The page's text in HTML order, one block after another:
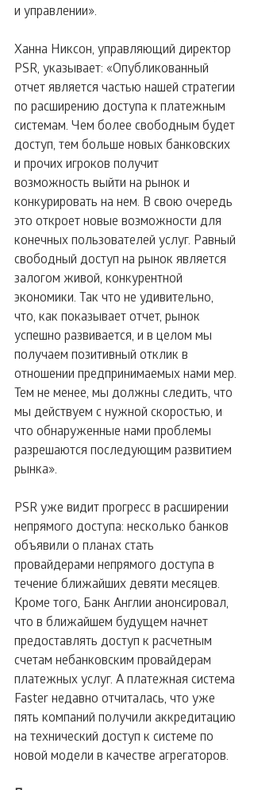
и управлении».
Ханна Никсон, управляющий директор
PSR, указывает: «Опубликованный
отчет является частью нашей стратегии
по расширению доступа к платежным
системам. Чем более свободным будет
доступ, тем больше новых банковских
и прочих игроков получит
возможность выйти на рынок и
конкурировать на нем. В свою очередь
это откроет новые возможности для
конечных пользователей услуг. Равный
свободный доступ на рынок является
залогом живой, конкурентной
экономики. Так что не удивительно,
что, как показывает отчет, рынок
успешно развивается, и в целом мы
получаем позитивный отклик в
отношении предпринимаемых нами мер.
Тем не менее, мы должны следить, что
мы действуем с нужной скоростью, и
что обнаруженные нами проблемы
разрешаются последующим развитием
рынка».
PSR уже видит прогресс в расширении
непрямого доступа: несколько банков
объявили о планах стать
провайдерами непрямого доступа в
течение ближайших девяти месяцев.
Кроме того, Банк Англии анонсировал,
что в ближайшем будущем начнет
предоставлять доступ к расчетным
счетам небанковским провайдерам
платежных услуг. А платежная система
Faster недавно отчиталась, что уже
пять компаний получили аккредитацию
на технический доступ к системе по
новой модели в качестве агрегаторов.